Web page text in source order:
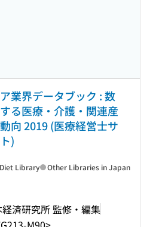
業界データブック : 数
る医療・介護・関連産
向 2019 (医療経営士サ
)
済研究所 監修・編集
Library Other Libraries in Japan